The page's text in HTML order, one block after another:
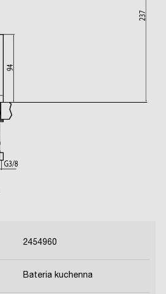
2454960
Bateria kuchenna